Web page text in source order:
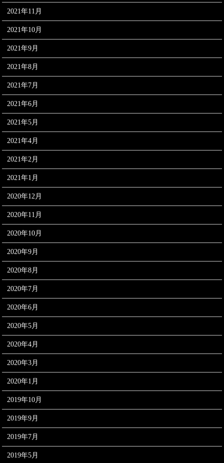
2021年11月
2021年10月
2021年9月
2021年8月
2021年7月
2021年6月
2021年5月
2021年4月
2021年2月
2021年1月
2020年12月
2020年11月
2020年10月
2020年9月
2020年8月
2020年7月
2020年6月
2020年5月
2020年4月
2020年3月
2020年1月
2019年10月
2019年9月
2019年7月
2019年5月